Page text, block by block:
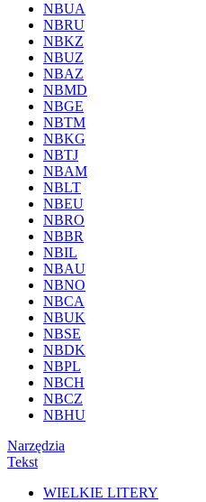
NBUA
NBRU
NBKZ
NBUZ
NBAZ
NBMD
NBGE
NBTM
NBKG
NBTJ
NBAM
NBLT
NBEU
NBRO
NBBR
NBIL
NBAU
NBNO
NBCA
NBUK
NBSE
NBDK
NBPL
NBCH
NBCZ
NBHU
Narzędzia
Tekst
WIELKIE LITERY